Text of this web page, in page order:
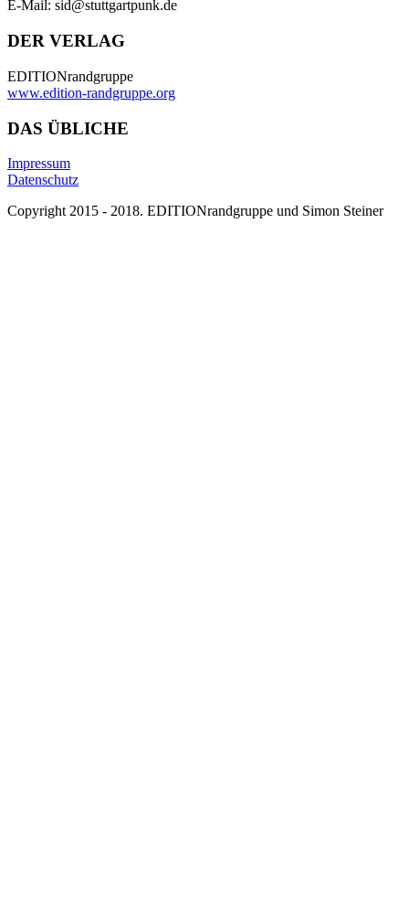
E-Mail: sid@stuttgartpunk.de
DER VERLAG
EDITIONrandgruppe
www.edition-randgruppe.org
DAS ÜBLICHE
Impressum
Datenschutz
Copyright 2015 - 2018. EDITIONrandgruppe und Simon Steiner